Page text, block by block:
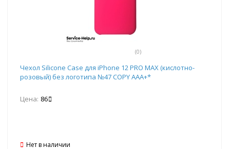
(0)
Чехол Silicone Case для iPhone 12 PRO MAX (кислотно-
розовый) без логотипа №47 COPY AAA+*
Цена: 86
Нет в наличии